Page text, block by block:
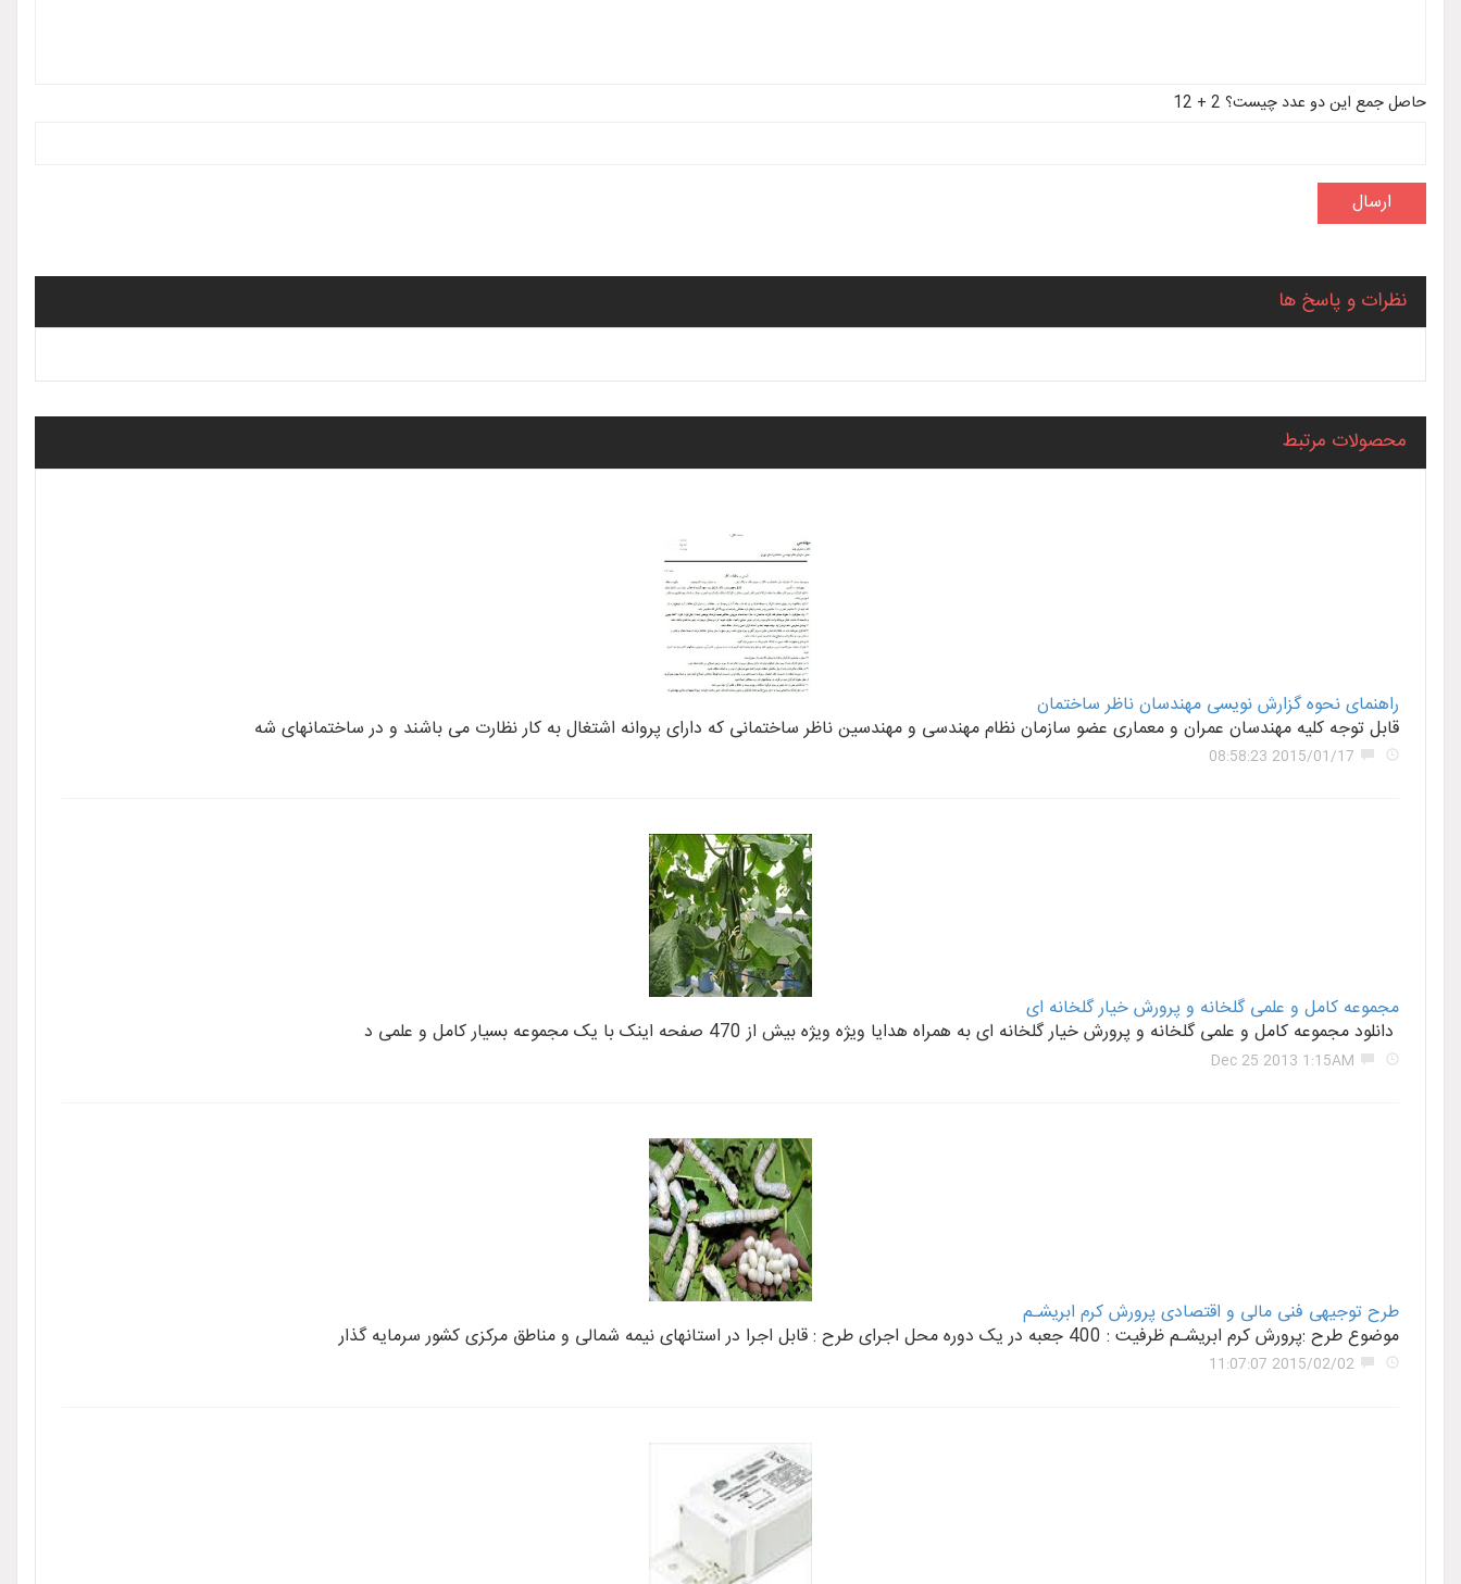
حاصل جمع این دو عدد چیست؟ 2 + 12
نظرات و پاسخ ها
محصولات مرتبط
راهنمای نحوه گزارش نویسی مهندسان ناظر ساختمان
قابل توجه کلیه مهندسان عمران و معماری عضو سازمان نظام مهندسی و مهندسین ناظر ساختمانی که دارای پروانه اشتغال به کار نظارت می باشند و در ساختمانهای شه
2015/01/17 08:58:23
مجموعه کامل و علمی گلخانه و پرورش خیار گلخانه ای
دانلود مجموعه کامل و علمی گلخانه و پرورش خیار گلخانه ای به همراه هدایا ویژه ویژه بیش از 470 صفحه اینک با یک مجموعه بسیار کامل و علمی د
Dec 25 2013 1:15AM
طرح توجیهی فنی مالی و اقتصادی پرورش کرم ابریشـم
موضوع طرح :پرورش کرم ابریشـم ظرفیت : 400 جعبه در یک دوره محل اجرای طرح : قابل اجرا در استانهای نیمه شمالی و مناطق مرکزی کشور سرمایه گذار
2015/02/02 11:07:07